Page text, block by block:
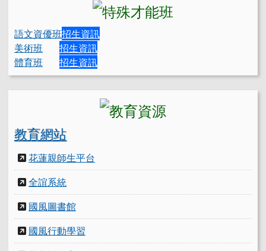
語文資優班招生資訊
美術班
招生資訊
體育班
招生資訊
教育網站
花蓮親師生平台
全誼系統
國風圖書館
國風行動學習